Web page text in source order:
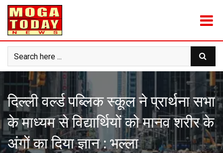
Skip
content
दिल्ली वर्ल्ड पब्लिक स्कूल ने प्रार्थना सभा
के माध्यम से विद्यार्थियों को मानव शरीर के
अंगों का दिया ज्ञान : भल्ला